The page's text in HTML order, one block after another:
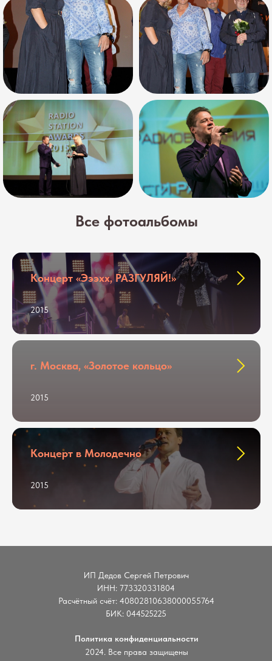
Все фотоальбомы
Концерт «Эээхх, РАЗГУЛЯЙ!»
2015
г. Москва, «Золотое кольцо»
2015
Концерт в Молодечно
2015
ИП Дедов Сергей Петрович
ИНН: 773320331804
Расчётный счёт: 40802810638000055764
БИК: 044525225
Политика конфиденциальности
2024. Все права защищены